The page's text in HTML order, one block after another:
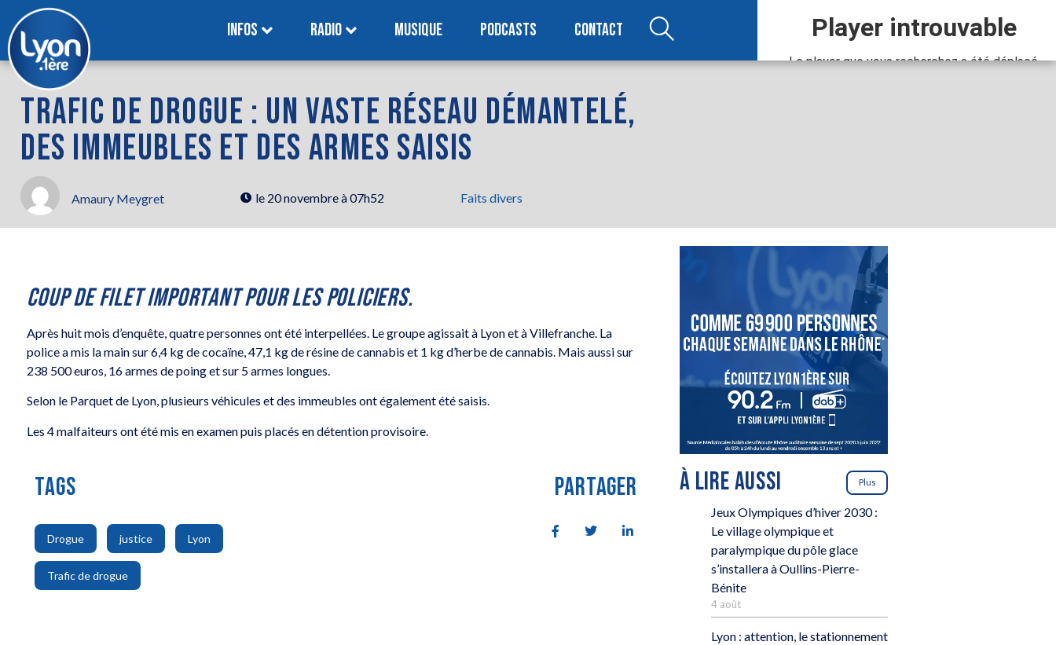
INFOS RADIO MUSIQUE PODCASTS CONTACT
TRAFIC DE DROGUE : UN VASTE RÉSEAU DÉMANTELÉ,
DES IMMEUBLES ET DES ARMES SAISIS
Amaury Meygret le 20 novembre à 07h52 Faits divers
COUP DE FILET IMPORTANT POUR LES POLICIERS.
Après huit mois d’enquête, quatre personnes ont été interpellées. Le groupe agissait à Lyon et à Villefranche. La
police a mis la main sur 6,4 kg de cocaïne, 47,1 kg de résine de cannabis et 1 kg d’herbe de cannabis. Mais aussi sur
238 500 euros, 16 armes de poing et sur 5 armes longues.
Selon le Parquet de Lyon, plusieurs véhicules et des immeubles ont également été saisis.
Les 4 malfaiteurs ont été mis en examen puis placés en détention provisoire.
TAGS
Drogue
,
justice
,
Lyon
Trafic de drogue
PARTAGER À LIRE AUSSI Plus
Jeux Olympiques d’hiver 2030 :
Le village olympique et
paralympique du pôle glace
s’installera à Oullins-Pierre-
Bénite
4 août
Lyon : attention, le stationnement